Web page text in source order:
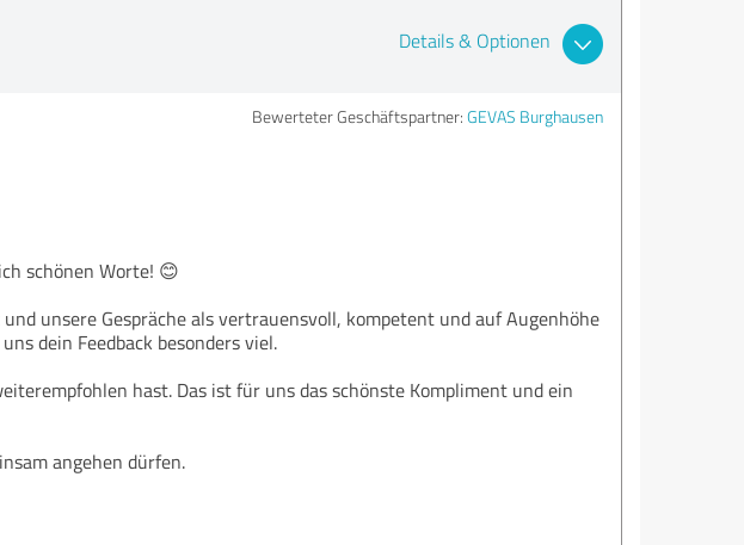
Details & Optionen
Bewerteter Geschäftspartner: GEVAS Burghausen
schönen Worte! 😊
unsere Gespräche als vertrauensvoll, kompetent und auf Augenhöhe
dein Feedback besonders viel.
hast. Das ist für uns das schönste Kompliment und ein
angehen dürfen.